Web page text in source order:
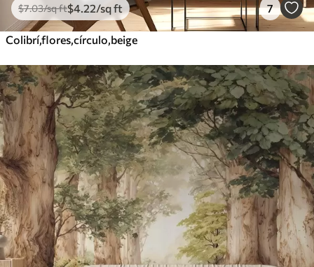
$7.03/sq ft$4 .22/sq ft 7
Colibrí,flores,círculo,beige